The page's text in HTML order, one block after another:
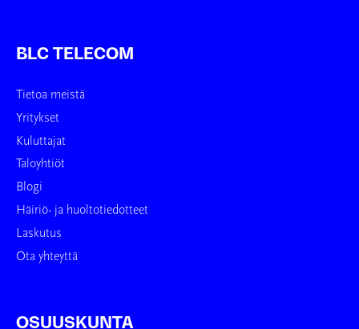
BLC TELECOM
Tietoa meistä
Yritykset
Kuluttajat
Taloyhtiöt
Blogi
Häiriö- ja huoltotiedotteet
Laskutus
Ota yhteyttä
OSUUSKUNTA